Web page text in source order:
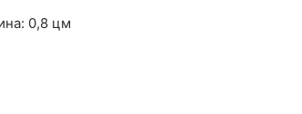
0,8 цм